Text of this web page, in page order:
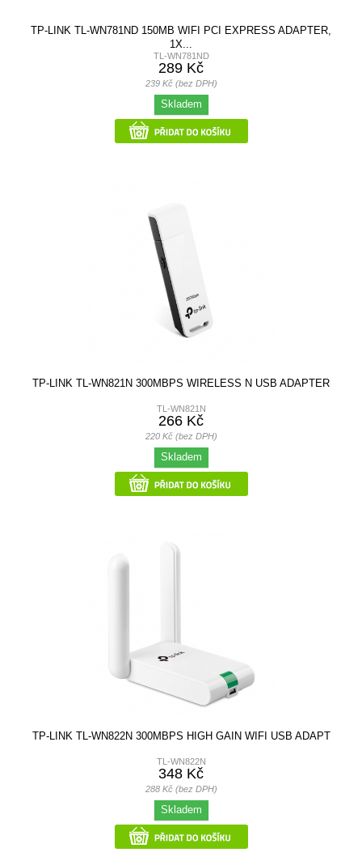
TP-LINK TL-WN781ND 150MB WIFI PCI EXPRESS ADAPTER,
1X...
TL-WN781ND
289 Kč
239 Kč (bez DPH)
Skladem
TP-LINK TL-WN821N 300MBPS WIRELESS N USB ADAPTER
TL-WN821N
266 Kč
220 Kč (bez DPH)
Skladem
TP-LINK TL-WN822N 300MBPS HIGH GAIN WIFI USB ADAPT
TL-WN822N
348 Kč
288 Kč (bez DPH)
Skladem